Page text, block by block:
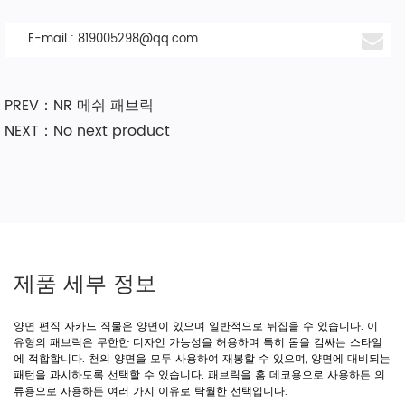
E-mail : 819005298@qq.com
PREV：NR 메쉬 패브릭
NEXT：No next product
제품 세부 정보
양면 편직 자카드 직물은 양면이 있으며 일반적으로 뒤집을 수 있습니다. 이
유형의 패브릭은 무한한 디자인 가능성을 허용하며 특히 몸을 감싸는 스타일
에 적합합니다. 천의 양면을 모두 사용하여 재봉할 수 있으며, 양면에 대비되는
패턴을 과시하도록 선택할 수 있습니다. 패브릭을 홈 데코용으로 사용하든 의
류용으로 사용하든 여러 가지 이유로 탁월한 선택입니다.